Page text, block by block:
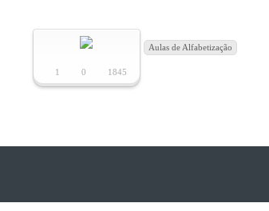
1 0 1845
Aulas de Alfabetização